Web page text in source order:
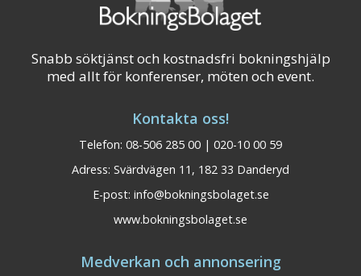
Snabb söktjänst och kostnadsfri bokningshjälp
med allt för konferenser, möten och event.
Kontakta oss!
Telefon: 08-506 285 00 | 020-10 00 59
Adress: Svärdvägen 11, 182 33 Danderyd
E-post: info@bokningsbolaget.se
www.bokningsbolaget.se
Medverkan och annonsering